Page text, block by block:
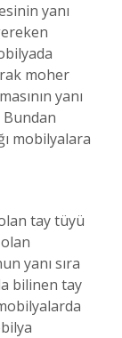
yanı
moher
yanı
mobilyalara
tay tüyü
yanı sıra
bilinen tay